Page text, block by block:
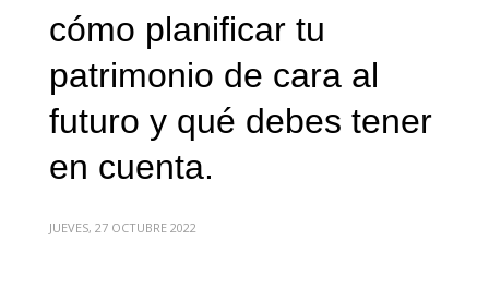
cómo planificar tu
patrimonio de cara al
futuro y qué debes tener
en cuenta.
JUEVES, 27 OCTUBRE 2022